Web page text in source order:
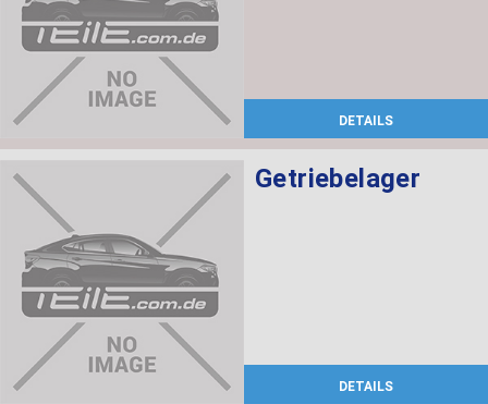
DETAILS
Getriebelager
DETAILS